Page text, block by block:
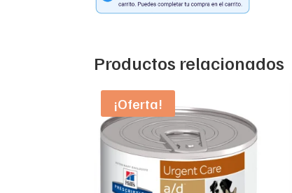
Productos relacionados
¡Oferta!